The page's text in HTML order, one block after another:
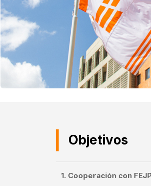
Objetivos
1. Cooperación con